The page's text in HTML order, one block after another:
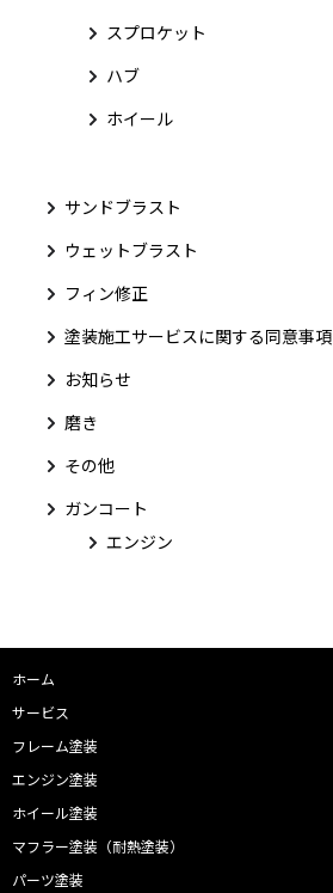
スプロケット
ハブ
ホイール
サンドブラスト
ウェットブラスト
フィン修正
塗装施工サービスに関する同意事項
お知らせ
磨き
その他
ガンコート
エンジン
ホーム
サービス
フレーム塗装
エンジン塗装
ホイール塗装
マフラー塗装（耐熱塗装）
パーツ塗装